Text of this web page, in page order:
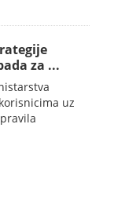
za ...
uz